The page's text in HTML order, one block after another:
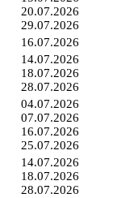
20.07.2026
29.07.2026
16.07.2026
14.07.2026
18.07.2026
28.07.2026
04.07.2026
07.07.2026
16.07.2026
25.07.2026
14.07.2026
18.07.2026
28.07.2026